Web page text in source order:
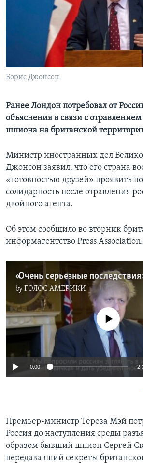
Learning English
СОЦИАЛЬНЫЕ СЕТИ
Борис Джонсон
Ранее Лондон потребовал от
объяснения в связи с
шпиона на британской
Министр иностранных дел
Джонсон заявил, что его страна
«готовностью друзей» проявить
солидарность после отравления
двойного агента.
Об этом сообщило во вторник
информагентство Press Association.
«Очень серьезные
byГОЛОС АМЕРИКИ
No media source currently
0:00
Премьер-министр Тереза Мэй
Россия до наступления среды
образом бывший шпион Сергей
передававший секреты